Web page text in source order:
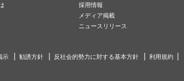
採用情報
メディア掲載
ニュースリリース
示 勧誘方針 反社会的勢力に対する基本方針 利用規約